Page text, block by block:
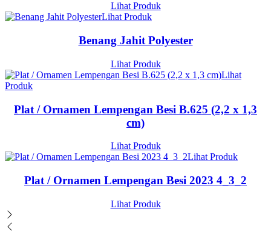
Lihat Produk
Lihat Produk
Benang Jahit Polyester
Lihat Produk
Lihat
Produk
Plat / Ornamen Lempengan Besi B.625 (2,2 x 1,3
cm)
Lihat Produk
Lihat Produk
Plat / Ornamen Lempengan Besi 2023 4_3_2
Lihat Produk